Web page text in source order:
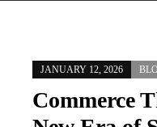
JANUARY 12, 2026
Commerce